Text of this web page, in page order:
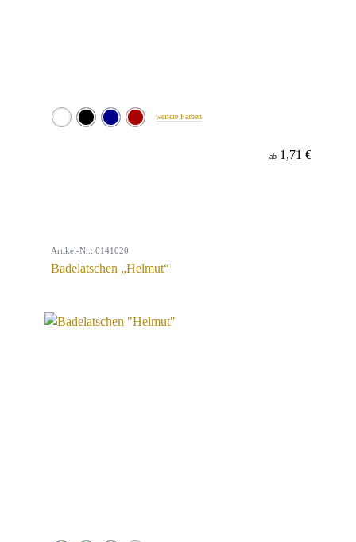
weitere Farben
ab 1,71 €
Artikel-Nr.: 0141020
Badelatschen „Helmut“